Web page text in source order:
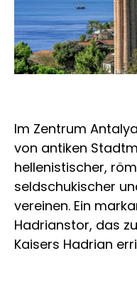
Im Zentrum
von antiken
hellenistischer,
seldschukischer
vereinen. Ein
Hadrianstor, das
Kaisers Hadrian